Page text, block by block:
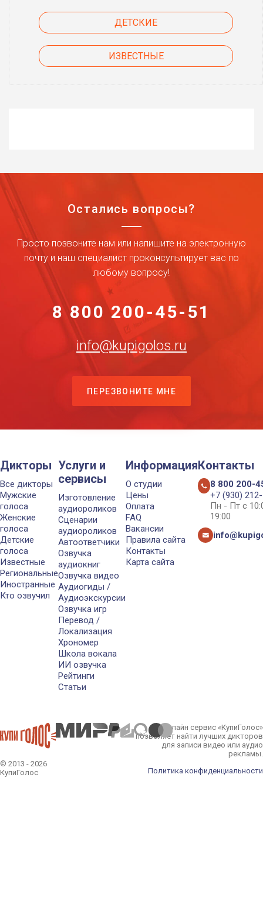
ДЕТСКИЕ
ИЗВЕСТНЫЕ
Остались вопросы?
Просто позвоните нам или напишите на электронную
почту и наш специалист проконсультирует вас по
любому вопросу!
8 800 200-45-51
info@kupigolos.ru
ПЕРЕЗВОНИТЕ МНЕ
Дикторы
Все дикторы
Мужские
голоса
Женские
голоса
Детские
голоса
Известные
Региональные
Иностранные
Кто озвучил
Услуги и
сервисы
Изготовление
аудиороликов
Сценарии
аудиороликов
Автоответчики
Озвучка
аудиокниг
Озвучка видео
Аудиогиды /
Аудиоэкскурсии
Озвучка игр
Перевод /
Локализация
Хрономер
Школа вокала
ИИ озвучка
Рейтинги
Статьи
Информация
О студии
Цены
Оплата
FAQ
Вакансии
Правила сайта
Контакты
Карта сайта
Контакты
8 800 200-
+7 (930)
Пн - Пт с
19:00
© 2013 - 2026
КупиГолос
Онлайн сервис «КупиГолос»
позволяет найти лучших дикторов
для записи видео или аудио
рекламы.
Политика конфиденциальности